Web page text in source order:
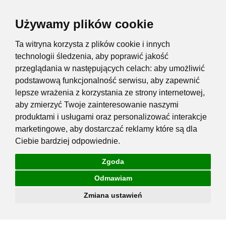
Używamy plików cookie
Ta witryna korzysta z plików cookie i innych
technologii śledzenia, aby poprawić jakość
przeglądania w następujących celach: aby umożliwić
podstawową funkcjonalność serwisu, aby zapewnić
lepsze wrażenia z korzystania ze strony internetowej,
aby zmierzyć Twoje zainteresowanie naszymi
produktami i usługami oraz personalizować interakcje
marketingowe, aby dostarczać reklamy które są dla
Ciebie bardziej odpowiednie.
Zgoda
Odmawiam
Zmiana ustawień